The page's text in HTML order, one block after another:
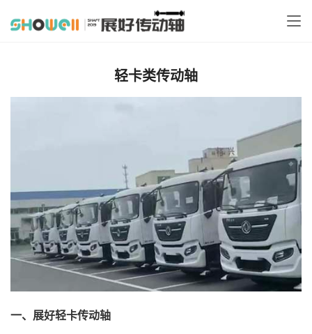
轻卡类传动轴
一、展好轻卡传动轴